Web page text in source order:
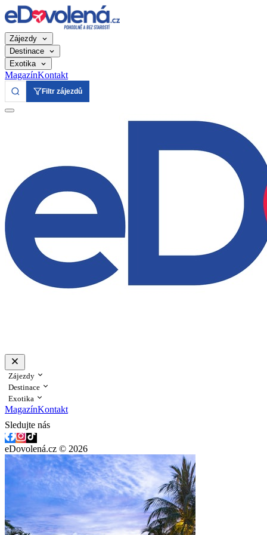
Zájezdy
Destinace
Exotika
MagazínKontakt
Filtr zájezdů
Zájezdy
Destinace
Exotika
MagazínKontakt
Sledujte nás
eDovolená.cz © 2026